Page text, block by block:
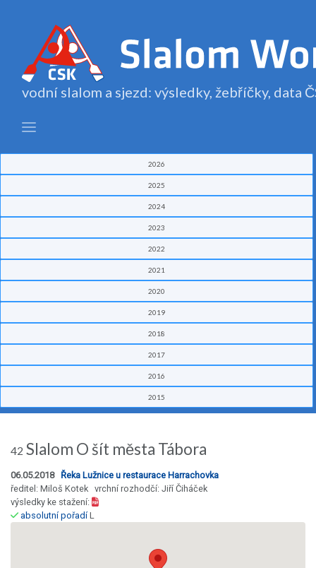
vodní slalom a sjezd: výsledky, žebříčky, data
2026
2025
2024
2023
2022
2021
2020
2019
2018
2017
2016
2015
42 Slalom O šít města Tábora
06.05.2018 Řeka Lužnice u restaurace Harrachovka
ředitel: Miloš Kotek vrchní rozhodčí: Jiří Čiháček
výsledky ke stažení:
absolutní pořadíL